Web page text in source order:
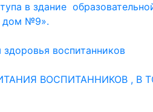
в здание
дом №9».
воспитанников
ВОСПИТАННИКОВ , В